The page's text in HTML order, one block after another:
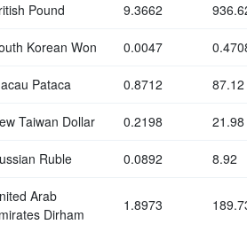
Pound 9.3662
Korean Won 0.0047
Pataca 0.8712 87.12
Taiwan Dollar 0.2198 21.98
Ruble 0.0892 8.92
Arab
Dirham
1.8973